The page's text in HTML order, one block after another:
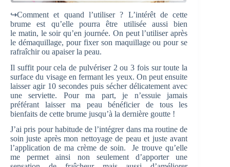
↪Comment et quand l’utiliser ? L’intérêt de cette
brume est qu’elle pourra être utilisée aussi bien
le matin, le soir qu’en journée. On peut l’utiliser après
le démaquillage, pour fixer son maquillage ou pour se
rafraîchir ou apaiser la peau.
Il suffit pour cela de pulvériser 2 ou 3 fois sur toute la
surface du visage en fermant les yeux. On peut ensuite
laisser agir 10 secondes puis sécher délicatement avec
une serviette. Pour ma part, je n’essuie jamais
préférant laisser ma peau bénéficier de tous les
bienfaits de cette brume jusqu’à la dernière goutte !
J’ai pris pour habitude de l’intégrer dans ma routine de
soin juste après mon nettoyage de peau et juste avant
l’application de ma crème de soin. Je trouve qu’elle
me permet ainsi non seulement d’apporter une